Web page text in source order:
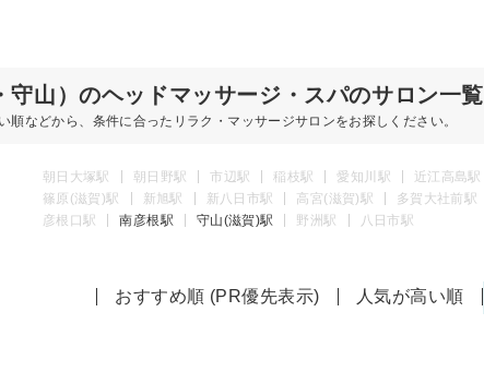
守山）のヘッドマッサージ・スパのサロン一覧
順などから、条件に合ったリラク・マッサージサロンをお探しください。
朝日大塚駅 朝日野駅 市辺駅 稲枝駅 愛知川駅 近江高島駅
篠原(滋賀)駅
新旭駅 新八日市駅 高宮(滋賀)駅 多賀大社前駅
彦根口駅
南彦根駅 守山(滋賀)駅 野洲駅 八日市駅
おすすめ順 (PR優先表示) 人気が高い順